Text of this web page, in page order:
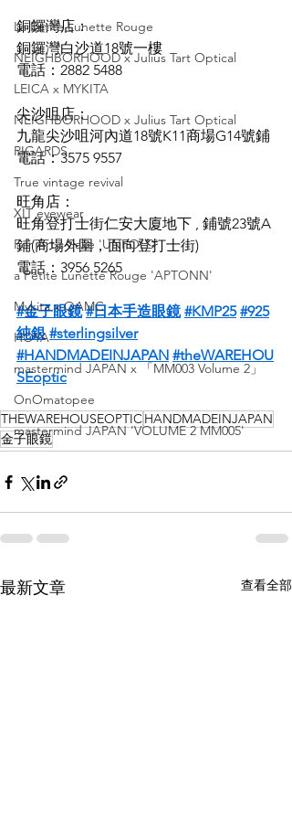
La Petite Lunette Rouge
NEIGHBORHOOD x Julius Tart Optical
LEICA x MYKITA
NEIGHBORHOOD x Julius Tart Optical
RIGARDS
True vintage revival
XIT eyewear
For Art's Sake 'UNFOLD'
a Petite Lunette Rouge 'APTONN'
Mykita x OAMC
HOYA
mastermind JAPAN x 「MM003 Volume 2」
OnOmatopee
mastermind JAPAN 'VOLUME 2 MM005'
銅鑼灣店：
銅鑼灣白沙道18號一樓
電話：2882 5488
尖沙咀店：
九龍尖沙咀河內道18號K11商場G14號鋪
電話：3575 9557
旺角店：
旺角登打士街仁安大廈地下 , 鋪號23號A
鋪(商場外圍，面向登打士街)
電話：3956 5265
#金子眼鏡 #日本手造眼鏡 #KMP25 #925
純銀 #sterlingsilver
#HANDMADEINJAPAN #theWAREHOU
SEoptic
THEWAREHOUSEOPTICHANDMADEINJAPAN
金子眼鏡
最新文章 查看全部